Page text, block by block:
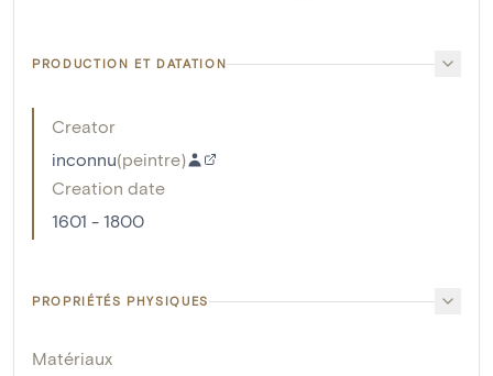
PRODUCTION ET DATATION
Creator
inconnu(peintre)
Creation date
1601 - 1800
PROPRIÉTÉS PHYSIQUES
Matériaux